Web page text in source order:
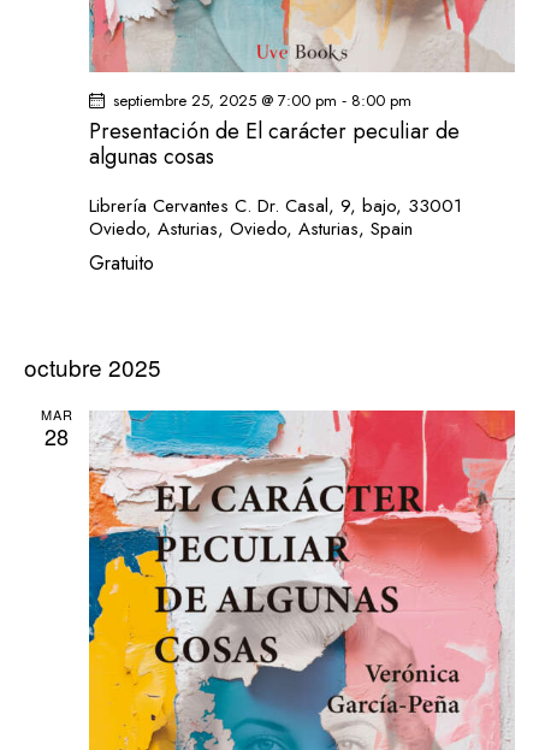
i
s
t
s
e
s
n
t
o
Presentación de El carácter peculiar de
algunas cosas
septiembre 25, 2025 @ 7:00 pm - 8:00 pm
Librería Cervantes C. Dr. Casal, 9, bajo, 33001
Oviedo, Asturias, Oviedo, Asturias, Spain
Gratuito
octubre 2025
MAR
28